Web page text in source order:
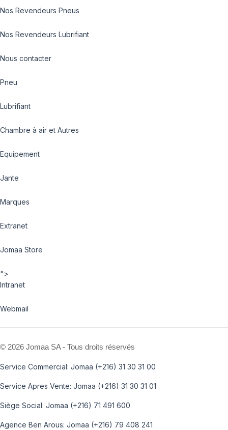
Nos Revendeurs Pneus
Nos Revendeurs Lubrifiant
Nous contacter
Pneu
Lubrifiant
Chambre à air et Autres
Equipement
Jante
Marques
Extranet
Jomaa Store
">
Intranet
Webmail
© 2026 Jomaa SA - Tous droits réservés
Service Commercial: Jomaa (+216) 31 30 31 00
Service Apres Vente: Jomaa (+216) 31 30 31 01
Siège Social: Jomaa (+216) 71 491 600
Agence Ben Arous: Jomaa (+216) 79 408 241